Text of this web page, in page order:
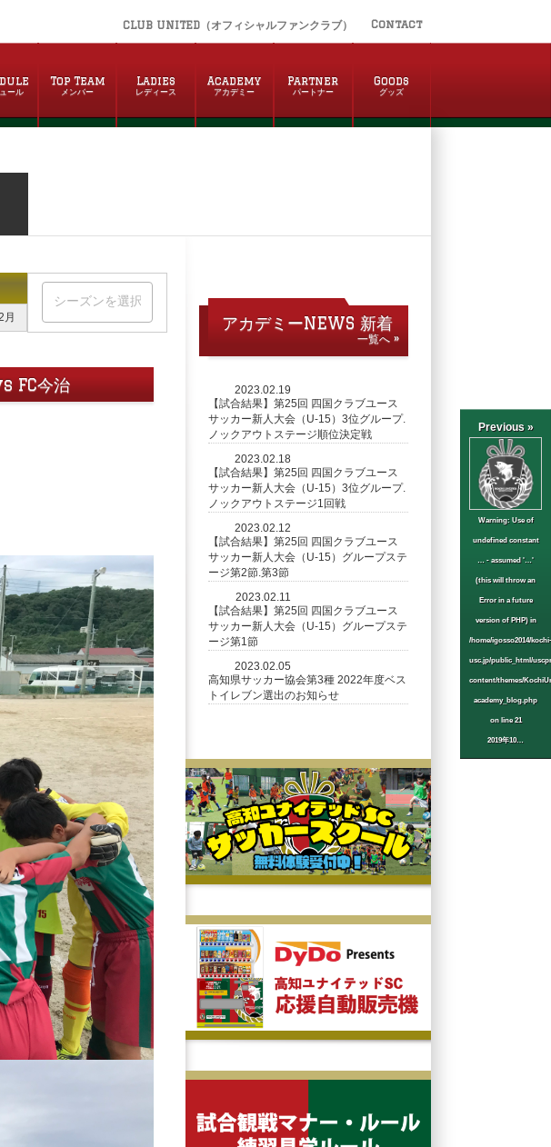
CLUB UNITED（オフィシャルファンクラブ） Contact
ール
Top Team
メンバー
Ladies
レディース
Academy
アカデミー
Partner
パートナー
Goods
グッズ
Previous »
Warning: Use of
undefined constant
… - assumed '…'
(this will throw an
Error in a future
version of PHP) in
/home/igosso2014/kochi-
usc.jp/public_html/
content/themes/
academy_blog.php
on line21
2019年10…
月
FC今治
アカデミーNEWS 新着
一覧へ »
2023.02.19
【試合結果】第25回 四国クラブユース
サッカー新人大会（U-15）3位グループ.
ノックアウトステージ順位決定戦
2023.02.18
【試合結果】第25回 四国クラブユース
サッカー新人大会（U-15）3位グループ.
ノックアウトステージ1回戦
2023.02.12
【試合結果】第25回 四国クラブユース
サッカー新人大会（U-15）グループステ
ージ第2節.第3節
2023.02.11
【試合結果】第25回 四国クラブユース
サッカー新人大会（U-15）グループステ
ージ第1節
2023.02.05
高知県サッカー協会第3種 2022年度ベス
トイレブン選出のお知らせ